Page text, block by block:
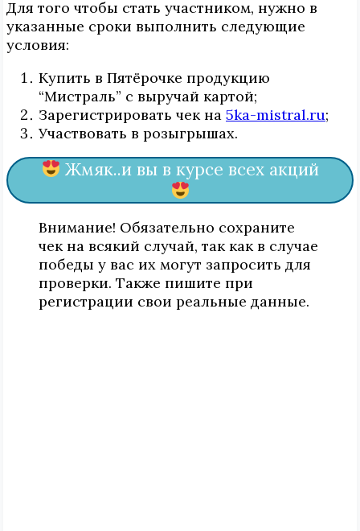
Для того чтобы стать участником, нужно в
указанные сроки выполнить следующие
условия:
Купить в Пятёрочке продукцию
“Мистраль” с выручай картой;
Зарегистрировать чек на 5ka-mistral.ru;
Участвовать в розыгрышах.
Жмяк..и вы в курсе всех акций
Внимание! Обязательно сохраните
чек на всякий случай, так как в случае
победы у вас их могут запросить для
проверки. Также пишите при
регистрации свои реальные данные.